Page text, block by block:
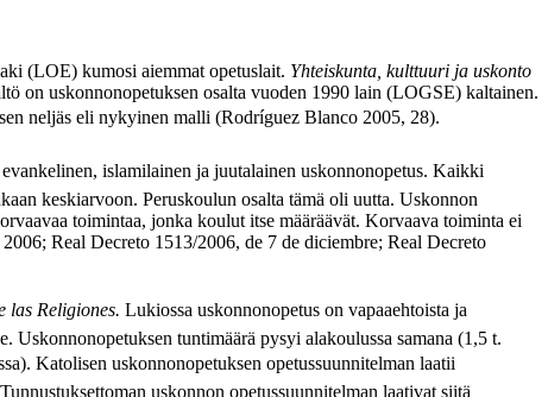
(LOE) kumosi aiemmat opetuslait. Yhteiskunta, kulttuuri ja uskonto
on uskonnonopetuksen osalta vuoden 1990 lain (LOGSE) kaltainen.
neljäs eli nykyinen malli (Rodríguez Blanco 2005, 28).
islamilainen ja juutalainen uskonnonopetus. Kaikki
keskiarvoon. Peruskoulun osalta tämä oli uutta. Uskonnon
toimintaa, jonka koulut itse määräävät. Korvaava toiminta ei
Real Decreto 1513/2006, de 7 de diciembre; Real Decreto
las Religiones. Lukiossa uskonnonopetus on vapaaehtoista ja
tuntimäärä pysyi alakoulussa samana (1,5 t.
Katolisen uskonnonopetuksen opetussuunnitelman laatii
uskonnon opetussuunnitelman laativat siitä